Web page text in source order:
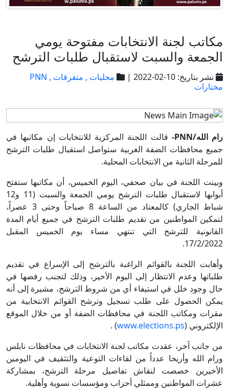
مكاتب لجنة الانتخابات مفتوحة يومي
الجمعة والسبت لاستقبال طلبات الترشح
نشر بتاريخ: 10-02-2022 | محليات , متفرقات , PNN
مختارات
رام الله/PNN-
قالت اللجنة المركزية للانتخابات إن مكاتبها في
جميع محافظات الضفة الغربية ستواصل استقبال طلبات الترشح
للمرحلة الثانية من الانتخابات المحلية.
وبينت اللجنة في بيان صحفي، اليوم الخميس، أن مكاتبها ستفتح
أبوابها لاستقبال طلبات الترشح يومي الجمعة والسبت (11 و12
شباط الجاري) كالمعتاد من الساعة 8 صباحاً وحتى 3 عصراً،
لتمكين المواطنين من تقديم طلبات الترشح في جميع أيام المدة
القانونية للترشح التي تنتهي مساء يوم الخميس المقبل
17/2/2022
.
وأهابت اللجنة بالقوائم الراغبة بالترشح إلى الإسراع في تقديم
طلباتها وعدم الانتظار إلى اليوم الأخير، وذلك لتجنب رفضها في
حال وجود خلل في استيفاء أي من شروط الترشح، مشيرة إلى أنه
يمكن الحصول على طلب تسجيل وترشح القوائم الانتخابية من
مقرات ومكاتب اللجنة في محافظات الضفة أو من خلال الموقع
الإلكتروني
(www.elections.ps)
.
من جانب آخر، عقدت مكاتب لجنة الانتخابات في محافظات نابلس
ورام الله وأريحا عدداً من لقاءات التوعية والتثقيف في اليومين
الأخيرين خصصت لنقاش تفاصيل مرحلة الترشح، بمشاركة
عشرات المواطنين وممثلي أحزاب ومؤسسات نسوية وأهلية.